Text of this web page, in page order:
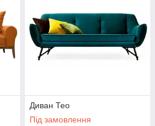
Диван Тео
Під замовлення